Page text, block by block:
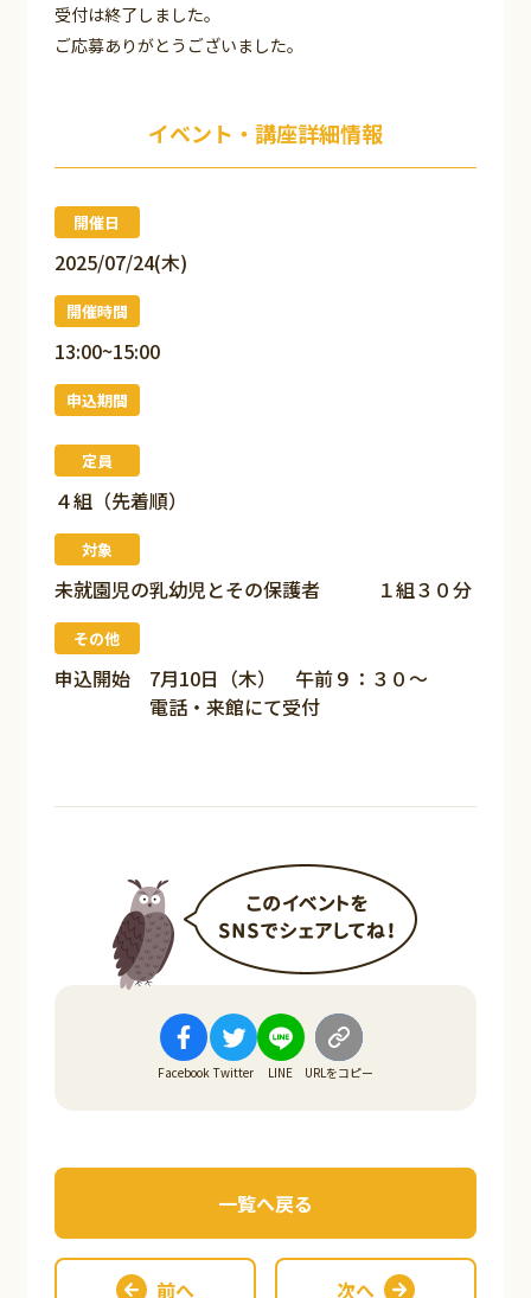
受付は終了しました。
ご応募ありがとうございました。
イベント・講座詳細情報
開催日
2025/07/24(木)
開催時間
13:00~15:00
申込期間
定員
４組（先着順）
対象
未就園児の乳幼児とその保護者 １組３０分
その他
申込開始 7月10日（木） 午前９：３０～
電話・来館にて受付
Facebook Twitter LINE URLをコピー
前へ
一覧へ戻る
次へ